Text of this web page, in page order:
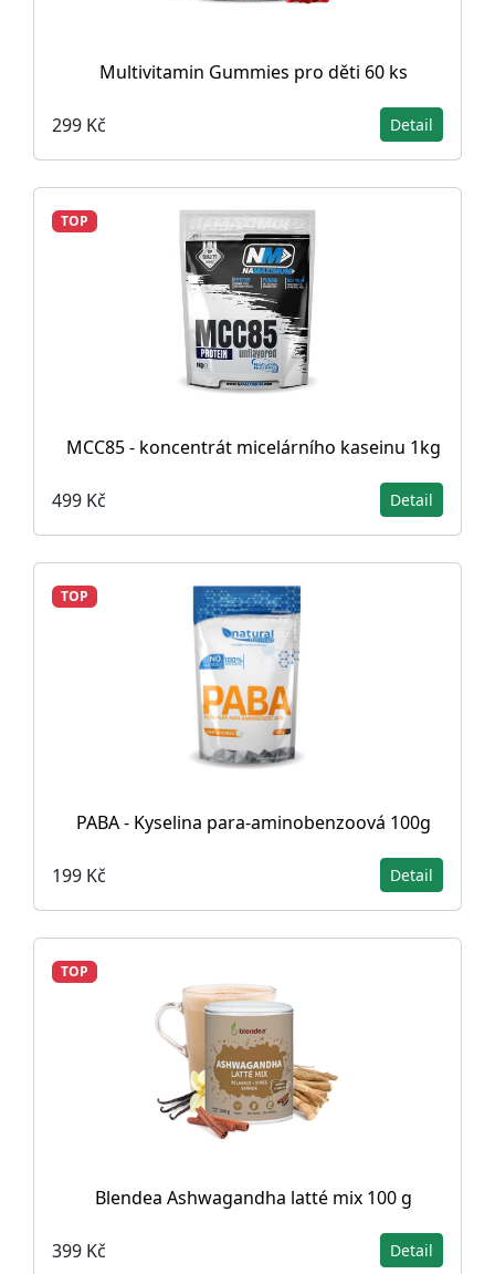
Multivitamin Gummies pro děti 60 ks
299 Kč Detail
TOP
MCC85 - koncentrát micelárního kaseinu 1kg
499 Kč Detail
TOP
PABA - Kyselina para-aminobenzoová 100g
199 Kč Detail
TOP
Blendea Ashwagandha latté mix 100 g
399 Kč Detail